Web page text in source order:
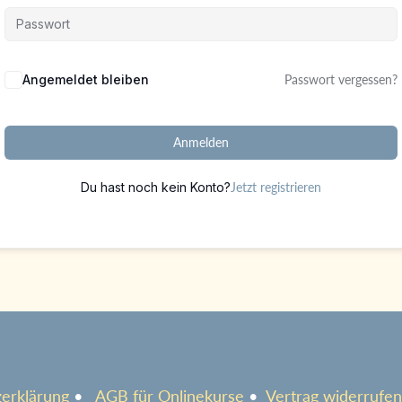
Alternative:
Angemeldet bleiben Passwort vergessen?
Anmelden
Du hast noch kein Konto?Jetzt registrieren
• AGB für Onlinekurse • Vertrag widerrufen